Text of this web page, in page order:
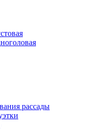
рассады